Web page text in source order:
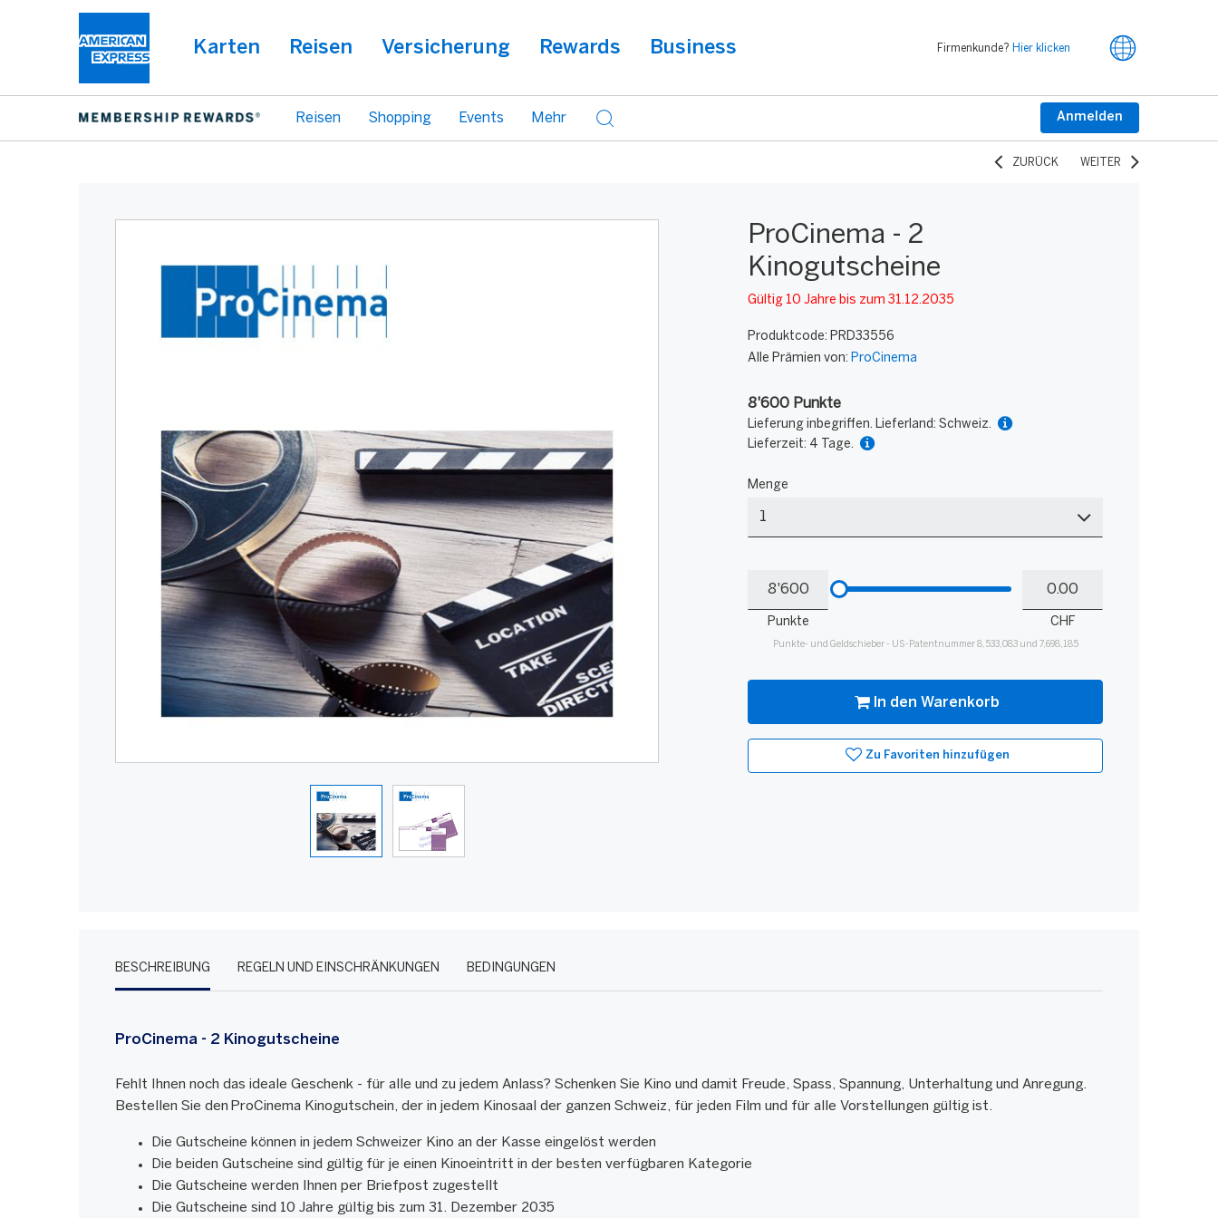
Karten Reisen Versicherung Rewards Business Firmenkunde? Hier klicken
Anmelden
Reisen Shopping Events Mehr
ZURÜCK WEITER
ProCinema - 2
Kinogutscheine
Gültig 10 Jahre bis zum 31.12.2035
Produktcode: PRD33556
Alle Prämien von: ProCinema
8'600 Punkte
Lieferung inbegriffen. Lieferland: Schweiz.
Lieferzeit: 4 Tage.
Menge
Punkte
Punkte
Guthaben
CHF
Bitte
hinzufügen
Punkte- und Geldschieber - US-Patentnummer 8,533,083 und 7,698,185
In den Warenkorb
Zu Favoriten hinzufügen
BESCHREIBUNG REGELN UND EINSCHRÄNKUNGEN BEDINGUNGEN
ProCinema - 2 Kinogutscheine
Fehlt Ihnen noch das ideale Geschenk - für alle und zu jedem Anlass? Schenken Sie Kino und damit Freude, Spass, Spannung, Unterhaltung und Anregung.
Bestellen Sie den ProCinema Kinogutschein, der in jedem Kinosaal der ganzen Schweiz, für jeden Film und für alle Vorstellungen gültig ist.
Die Gutscheine können in jedem Schweizer Kino an der Kasse eingelöst werden
Die beiden Gutscheine sind gültig für je einen Kinoeintritt in der besten verfügbaren Kategorie
Die Gutscheine werden Ihnen per Briefpost zugestellt
Die Gutscheine sind 10 Jahre gültig bis zum 31. Dezember 2035